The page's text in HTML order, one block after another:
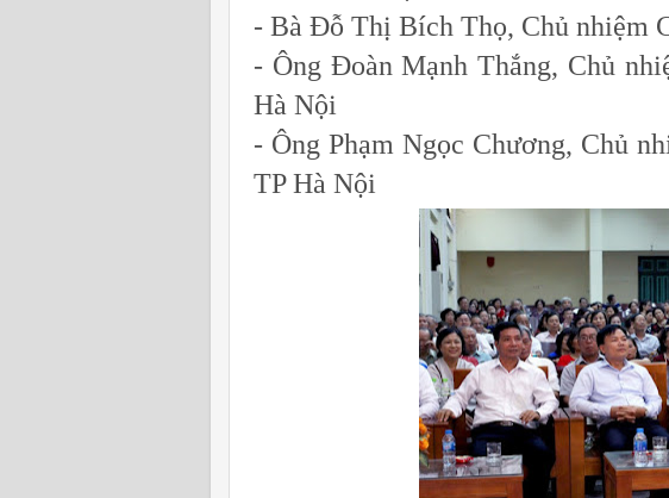
- Bà Đỗ Thị Bích Thọ, Chủ nhiệm
- Ông Đoàn Mạnh Thắng, Chủ
Hà Nội
- Ông Phạm Ngọc Chương, Chủ
TP Hà Nội